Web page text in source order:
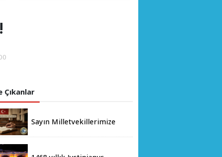
Çıkanlar
Sayın Milletvekillerimize